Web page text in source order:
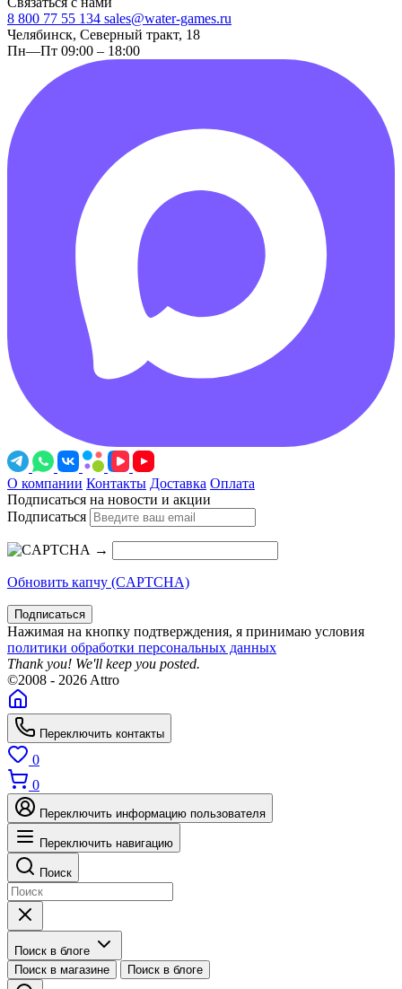
8 800 77 55 134 sales@water-games.ru
Челябинск, Северный тракт, 18
Пн—Пт 09:00 – 18:00
О компании Контакты Доставка Оплата
Подписаться на новости и акции
Подписаться
→
Обновить капчу (CAPTCHA)
Подписаться
Нажимая на кнопку подтверждения, я принимаю условия
политики обработки персональных данных
Thank you! We'll keep you posted.
©2008 - 2026 Attro
Переключить контакты
0
0
Переключить информацию пользователя
Переключить навигацию
Поиск
Поиск в блоге
Поиск в магазине
Поиск в блоге